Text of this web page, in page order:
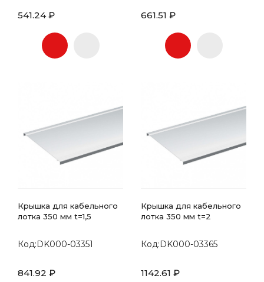
541.24 ₽ 661.51 ₽
Крышка для кабельного
лотка 350 мм t=1,5
Код:DK000-03351
841.92 ₽
Крышка для кабельного
лотка 350 мм t=2
Код:DK000-03365
1142.61 ₽